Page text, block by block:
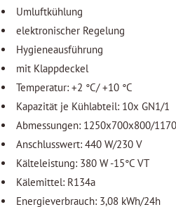
Umluftkühlung
elektronischer Regelung
Hygieneausführung
mit Klappdeckel
Temperatur: +2 °C/ +10 °C
Kapazität je Kühlabteil: 10x GN1/1
Abmessungen: 1250x700x800/
Anschlusswert: 440 W/230 V
Kälteleistung: 380 W -15°C VT
Kälemittel: R134a
Energieverbrauch: 3,08 kWh/24h